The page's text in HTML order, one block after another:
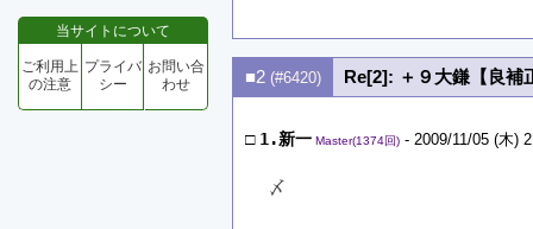
当サイトについて
ご利用上
の注意
プライバ
シー
お問い合
わせ
■2 (#6420) Re[2]: ＋９大鎌【良補
□ 1.新一 Master(1374回) - 2009/11/05 (木)
〆